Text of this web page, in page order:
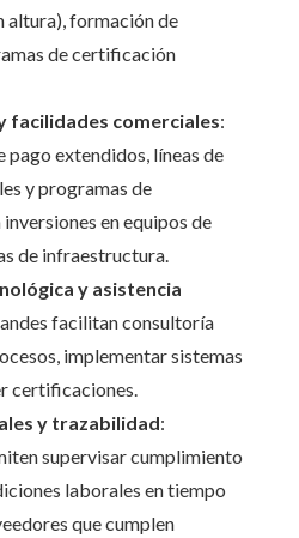
altura), formación de
de certificación
facilidades comerciales:
pago extendidos, líneas de
y programas de
en equipos de
de infraestructura.
y asistencia
facilitan consultoría
implementar sistemas
certificaciones.
y trazabilidad:
supervisar cumplimiento
laborales en tiempo
que cumplen